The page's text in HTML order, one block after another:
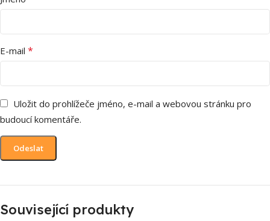
E-mail *
Uložit do prohlížeče jméno, e-mail a webovou stránku pro
budoucí komentáře.
Související produkty